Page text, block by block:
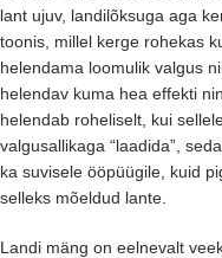
lant ujuv, landilõksuga aga
toonis, millel kerge rohekas
helendama loomulik valgus
helendav kuma hea effekti
helendab roheliselt, kui
valgusallikaga “laadida”,
ka suvisele ööpüügile, kuid
selleks mõeldud lante.
Landi mäng on eelnevalt